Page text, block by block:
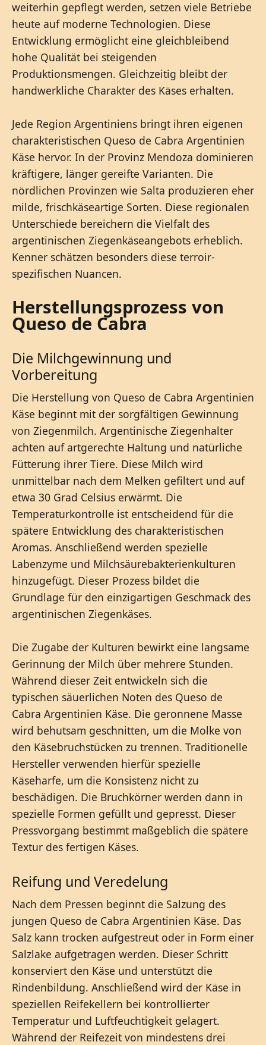
weiterhin gepflegt werden, setzen viele Betriebe
heute auf moderne Technologien. Diese
Entwicklung ermöglicht eine gleichbleibend
hohe Qualität bei steigenden
Produktionsmengen. Gleichzeitig bleibt der
handwerkliche Charakter des Käses erhalten.
Jede Region Argentiniens bringt ihren eigenen
charakteristischen Queso de Cabra Argentinien
Käse hervor. In der Provinz Mendoza dominieren
kräftigere, länger gereifte Varianten. Die
nördlichen Provinzen wie Salta produzieren eher
milde, frischkäseartige Sorten. Diese regionalen
Unterschiede bereichern die Vielfalt des
argentinischen Ziegenkäseangebots erheblich.
Kenner schätzen besonders diese terroir-
spezifischen Nuancen.
Herstellungsprozess von
Queso de Cabra
Die Milchgewinnung und
Vorbereitung
Die Herstellung von Queso de Cabra Argentinien
Käse beginnt mit der sorgfältigen Gewinnung
von Ziegenmilch. Argentinische Ziegenhalter
achten auf artgerechte Haltung und natürliche
Fütterung ihrer Tiere. Diese Milch wird
unmittelbar nach dem Melken gefiltert und auf
etwa 30 Grad Celsius erwärmt. Die
Temperaturkontrolle ist entscheidend für die
spätere Entwicklung des charakteristischen
Aromas. Anschließend werden spezielle
Labenzyme und Milchsäurebakterienkulturen
hinzugefügt. Dieser Prozess bildet die
Grundlage für den einzigartigen Geschmack des
argentinischen Ziegenkäses.
Die Zugabe der Kulturen bewirkt eine langsame
Gerinnung der Milch über mehrere Stunden.
Während dieser Zeit entwickeln sich die
typischen säuerlichen Noten des Queso de
Cabra Argentinien Käse. Die geronnene Masse
wird behutsam geschnitten, um die Molke von
den Käsebruchstücken zu trennen. Traditionelle
Hersteller verwenden hierfür spezielle
Käseharfe, um die Konsistenz nicht zu
beschädigen. Die Bruchkörner werden dann in
spezielle Formen gefüllt und gepresst. Dieser
Pressvorgang bestimmt maßgeblich die spätere
Textur des fertigen Käses.
Reifung und Veredelung
Nach dem Pressen beginnt die Salzung des
jungen Queso de Cabra Argentinien Käse. Das
Salz kann trocken aufgestreut oder in Form einer
Salzlake aufgetragen werden. Dieser Schritt
konserviert den Käse und unterstützt die
Rindenbildung. Anschließend wird der Käse in
speziellen Reifekellern bei kontrollierter
Temperatur und Luftfeuchtigkeit gelagert.
Während der Reifezeit von mindestens drei